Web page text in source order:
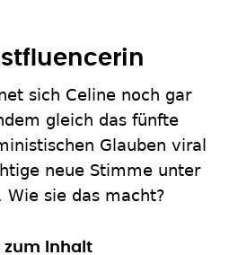
sich Celine noch gar
gleich das fünfte
Glauben viral
neue Stimme unter
Wie sie das macht?
zum Inhalt